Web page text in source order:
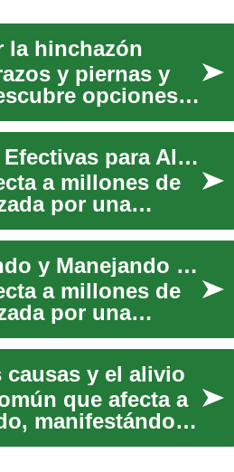
la hinchazón
y piernas y
opciones
Tratamiento del Linfedema: Opciones Efectivas para Aliviar la Hinchazón
a millones de
por una
Tratamiento del Linfedema: Entendiendo y Manejando el Edema Linfático
a millones de
por una
y el alivio
que afecta a
manifestándose